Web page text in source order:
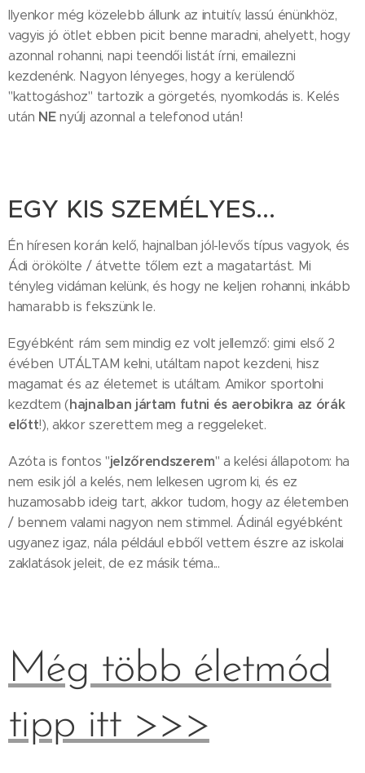
Ilyenkor még közelebb állunk az intuitív, lassú énünkhöz,
vagyis jó ötlet ebben picit benne maradni, ahelyett, hogy
azonnal rohanni, napi teendői listát írni, emailezni
kezdenénk. Nagyon lényeges, hogy a kerülendő
"kattogáshoz" tartozik a görgetés, nyomkodás is. Kelés
után NEnyúlj azonnal a telefonod után!
EGY KIS SZEMÉLYES...
Én híresen korán kelő, hajnalban jól-levős típus vagyok, és
Ádi örökölte / átvette tőlem ezt a magatartást. Mi
tényleg vidáman kelünk, és hogy ne keljen rohanni, inkább
hamarabb is fekszünk le.
Egyébként rám sem mindig ez volt jellemző: gimi első 2
évében UTÁLTAM kelni, utáltam napot kezdeni, hisz
magamat és az életemet is utáltam. Amikor sportolni
kezdtem (hajnalban jártam futni és aerobikra az órák
előtt!), akkor szerettem meg a reggeleket.
Azóta is fontos "jelzőrendszerem" a kelési állapotom: ha
nem esik jól a kelés, nem lelkesen ugrom ki, és ez
huzamosabb ideig tart, akkor tudom, hogy az életemben
/ bennem valami nagyon nem stimmel. Ádinál egyébként
ugyanez igaz, nála például ebből vettem észre az iskolai
zaklatások jeleit, de ez másik téma...
Még több életmód
tipp itt >>>